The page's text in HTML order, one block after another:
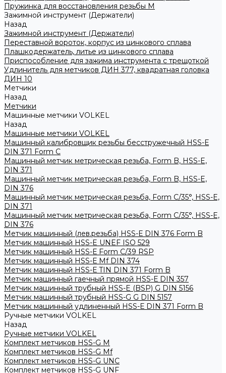
Пружинка для восстановления резьбы M
Зажимной инструмент (Держатели)
Назад
Зажимной инструмент (Держатели)
Переставной вороток, корпус из цинкового сплава
Плашкодержатель, литье из цинкового сплава
Приспособление для зажима инструмента с трещоткой
Удлинитель для метчиков ДИН 377, квадратная головка
ДИН 10
Метчики
Назад
Метчики
Машинные метчики VOLKEL
Назад
Машинные метчики VOLKEL
Машинный калибровщик резьбы бесстружечный HSS-Е
DIN 371 Form C
Машинный метчик метрическая резьба, Form B, HSS-E,
DIN 371
Машинный метчик метрическая резьба, Form B, HSS-E,
DIN 376
Машинный метчик метрическая резьба, Form С/35°, HSS-E,
DIN 371
Машинный метчик метрическая резьба, Form С/35°, HSS-E,
DIN 376
Метчик машинный (лев.резьба) HSS-Е DIN 376 Form B
Метчик машинный HSS-E UNEF ISO 529
Метчик машинный HSS-Е Form C/39 RSP
Метчик машинный HSS-Е Mf DIN 374
Метчик машинный HSS-Е TIN DIN 371 Form B
Метчик машинный гаечный прямой HSS-Е DIN 357
Метчик машинный трубный HSS-E (BSP) G DIN 5156
Метчик машинный трубный HSS-G G DIN 5157
Метчик машинный удлиненный HSS-Е DIN 371 Form B
Ручные метчики VOLKEL
Назад
Ручные метчики VOLKEL
Комплект метчиков HSS-G M
Комплект метчиков HSS-G Mf
Комплект метчиков HSS-G UNC
Комплект метчиков HSS-G UNF